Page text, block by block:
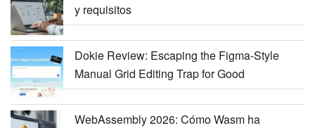
y requisitos
Dokie Review: Escaping the Figma-Style
Manual Grid Editing Trap for Good
WebAssembly 2026: Cómo Wasm ha